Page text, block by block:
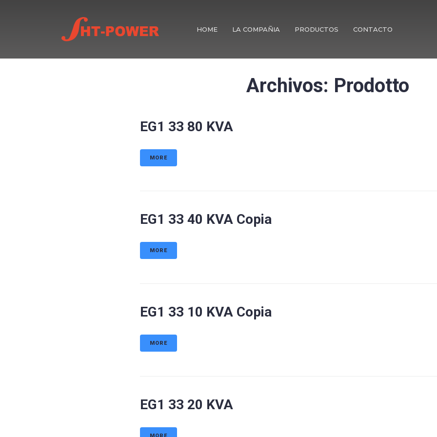
HOME LA COMPAÑIA PRODUCTOS CONTACTO
Archivos: Prodotto
EG1 33 80 KVA
MORE
EG1 33 40 KVA Copia
MORE
EG1 33 10 KVA Copia
MORE
EG1 33 20 KVA